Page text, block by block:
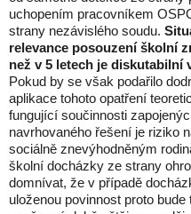
uchopením pracovníkem
strany nezávislého soudu.
relevance posouzení školní
než v 5 letech je diskutabilní
Pokud by se však podařilo
aplikace tohoto opatření
fungující součinnosti
navrhovaného řešení je riziko
sociálně znevýhodněným
školní docházky ze strany
domnívat, že v případě
uloženou povinnost proto